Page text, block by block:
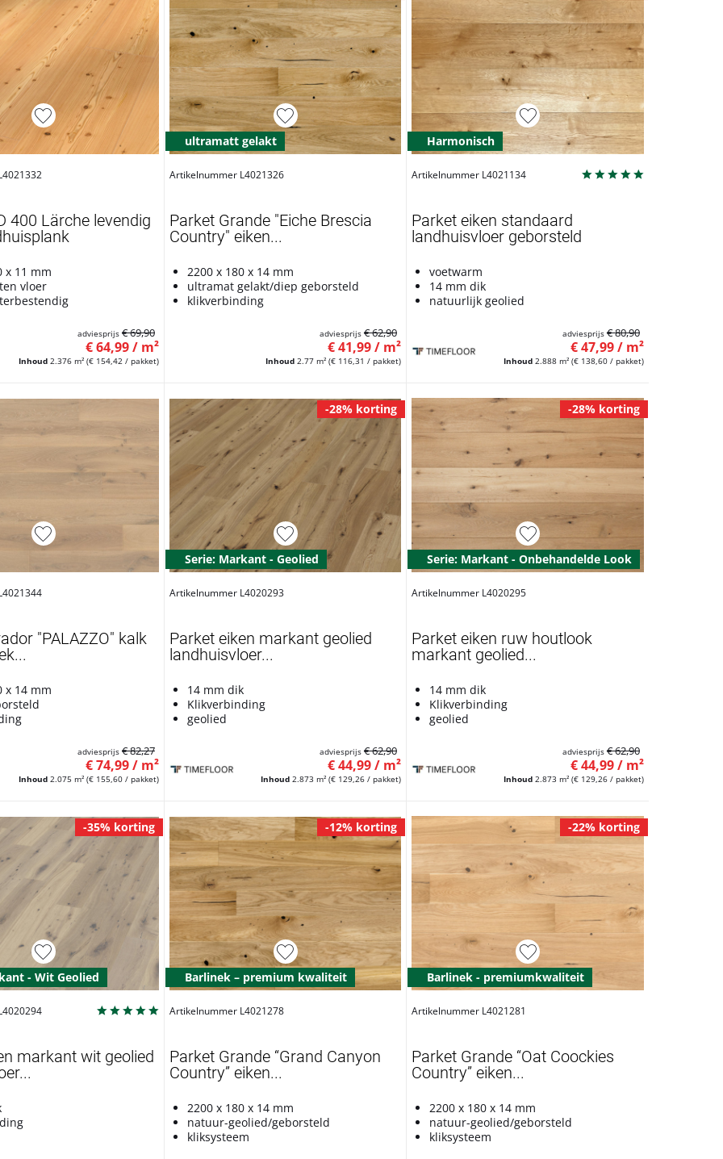
400 Lärche levendig
x 11 mm
vloer
Inhoud 2.376 m² (€ 154,42 / pakket)
€ 64,99 / m²
adviesprijs € 69,90
ultramatt gelakt
Artikelnummer L4021326
Parket Grande "Eiche Brescia
Country" eiken...
2200 x 180 x 14 mm
ultramat gelakt/diep geborsteld
klikverbinding
Inhoud 2.77 m² (€ 116,31 / pakket)
€ 41,99 / m²
adviesprijs € 62,90
Harmonisch
Artikelnummer L4021134
Parket eiken standaard
landhuisvloer geborsteld
voetwarm
14 mm dik
natuurlijk geolied
Inhoud 2.888 m² (€ 138,60 / pakket)
€ 47,99 / m²
adviesprijs € 80,90
"PALAZZO" kalk
x 14 mm
Inhoud 2.075 m² (€ 155,60 / pakket)
€ 74,99 / m²
adviesprijs € 82,27
-28% korting
Serie: Markant - Geolied
Artikelnummer L4020293
Parket eiken markant geolied
landhuisvloer...
14 mm dik
Klikverbinding
geolied
Inhoud 2.873 m² (€ 129,26 / pakket)
€ 44,99 / m²
adviesprijs € 62,90
-28% korting
Serie: Markant - Onbehandelde Look
Artikelnummer L4020295
Parket eiken ruw houtlook
markant geolied...
14 mm dik
Klikverbinding
geolied
Inhoud 2.873 m² (€ 129,26 / pakket)
€ 44,99 / m²
adviesprijs € 62,90
-35% korting
- Wit Geolied
markant wit geolied
-12% korting
Barlinek – premium kwaliteit
Artikelnummer L4021278
Parket Grande “Grand Canyon
Country” eiken...
2200 x 180 x 14 mm
natuur-geolied/geborsteld
kliksysteem
-22% korting
Barlinek - premiumkwaliteit
Artikelnummer L4021281
Parket Grande “Oat Coockies
Country” eiken...
2200 x 180 x 14 mm
natuur-geolied/geborsteld
kliksysteem